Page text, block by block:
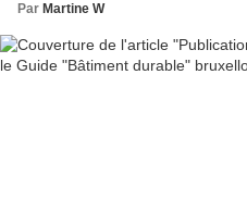
Par Martine W